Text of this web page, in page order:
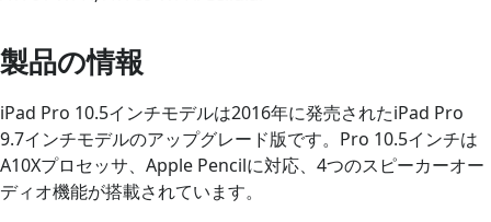
製品の情報
iPad Pro 10.5インチモデルは2016年に発売されたiPad Pro
9.7インチモデルのアップグレード版です。Pro 10.5インチは
A10Xプロセッサ、Apple Pencilに対応、4つのスピーカーオー
ディオ機能が搭載されています。